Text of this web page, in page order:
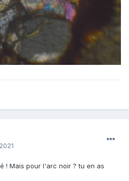
! Mais pour l'arc noir ? tu en as